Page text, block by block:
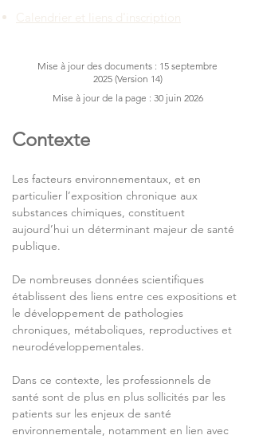
Calendrier et liens d'inscription
Mise à jour des documents : 15 septembre
2025 (Version 14)
Mise à jour de la page : 30 juin 2026
Contexte
Les facteurs environnementaux, et en
particulier l’exposition chronique aux
substances chimiques, constituent
aujourd’hui un déterminant majeur de santé
publique.
De nombreuses données scientifiques
établissent des liens entre ces expositions et
le développement de pathologies
chroniques, métaboliques, reproductives et
neurodéveloppementales.
Dans ce contexte, les professionnels de
santé sont de plus en plus sollicités par les
patients sur les enjeux de santé
environnementale, notamment en lien avec